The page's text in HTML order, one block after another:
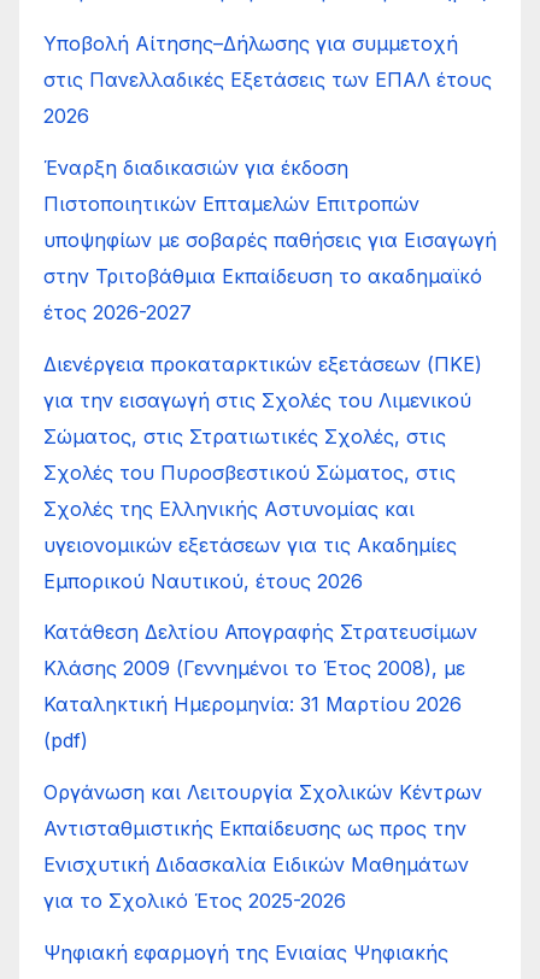
Υποβολή Αίτησης–Δήλωσης για συμμετοχή
στις Πανελλαδικές Εξετάσεις των ΕΠΑΛ έτους
2026
Έναρξη διαδικασιών για έκδοση
Πιστοποιητικών Επταμελών Επιτροπών
υποψηφίων με σοβαρές παθήσεις για Εισαγωγή
στην Τριτοβάθμια Εκπαίδευση το ακαδημαϊκό
έτος 2026-2027
Διενέργεια προκαταρκτικών εξετάσεων (ΠΚΕ)
για την εισαγωγή στις Σχολές του Λιμενικού
Σώματος, στις Στρατιωτικές Σχολές, στις
Σχολές του Πυροσβεστικού Σώματος, στις
Σχολές της Ελληνικής Αστυνομίας και
υγειονομικών εξετάσεων για τις Ακαδημίες
Εμπορικού Ναυτικού, έτους 2026
Κατάθεση Δελτίου Απογραφής Στρατευσίμων
Κλάσης 2009 (Γεννημένοι το Έτος 2008), με
Καταληκτική Ημερομηνία: 31 Μαρτίου 2026
(pdf)
Οργάνωση και Λειτουργία Σχολικών Κέντρων
Αντισταθμιστικής Εκπαίδευσης ως προς την
Ενισχυτική Διδασκαλία Ειδικών Μαθημάτων
για το Σχολικό Έτος 2025-2026
Ψηφιακή εφαρμογή της Ενιαίας Ψηφιακής